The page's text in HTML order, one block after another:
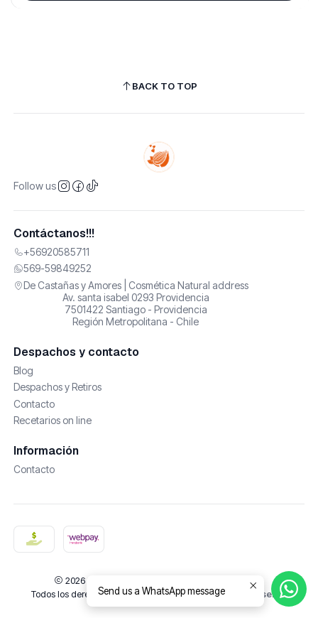
BACK TO TOP
Follow us
Contáctanos!!!
+56920585711
569-59849252
De Castañas y Amores | Cosmética Natural address
Av. santa isabel 0293 Providencia
7501422 Santiago - Providencia
Región Metropolitana - Chile
Despachos y contacto
Blog
Despachos y Retiros
Contacto
Recetarios on line
Información
Contacto
2026 De Castañas y Amores | Cosmética Natural.
Todos los derechos reservados.Desarrollado por Jumpseller.
Send us a WhatsApp message